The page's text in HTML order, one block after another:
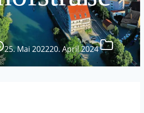
25. Mai 202220. April 2024